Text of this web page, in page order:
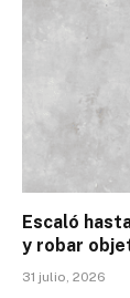
Escaló
y robar
31 julio, 2026